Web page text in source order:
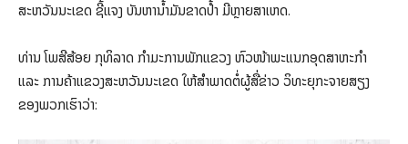
ສະຫວັນນະເຂດ ຊີ້ແຈງ ບັນຫານໍ້າມັນຂາດປໍ້າ ມີຫຼາຍສາເຫດ.
ທ່ານ ໂພສີສ້ອຍ ກຸທິລາດ ກຳມະການພັກແຂວງ ຫົວໜ້າພະແນກອຸດສາຫະກຳ
ແລະ ການຄ້າແຂວງສະຫວັນນະເຂດ ໃຫ້ສຳພາດຕໍ່ຜູ້ສື່ຂ່າວ ວິທະຍຸກະຈາຍສຽງ
ຂອງພວກເຮົາວ່າ: